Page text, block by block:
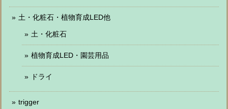
土・化粧石・植物育成LED他
土・化粧石
植物育成LED・園芸用品
ドライ
trigger